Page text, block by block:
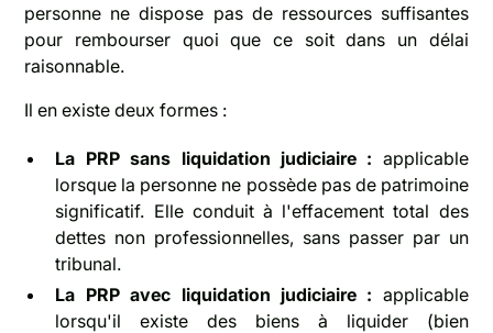
personne ne dispose pas de ressources suffisantes
pour rembourser quoi que ce soit dans un délai
raisonnable.
Il en existe deux formes :
La PRP sans liquidation judiciaire : applicable
lorsque la personne ne possède pas de patrimoine
significatif. Elle conduit à l'effacement total des
dettes non professionnelles, sans passer par un
tribunal.
La PRP avec liquidation judiciaire : applicable
lorsqu'il existe des biens à liquider (bien